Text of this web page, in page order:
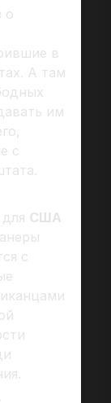
о
в
А там
им
с
США
с